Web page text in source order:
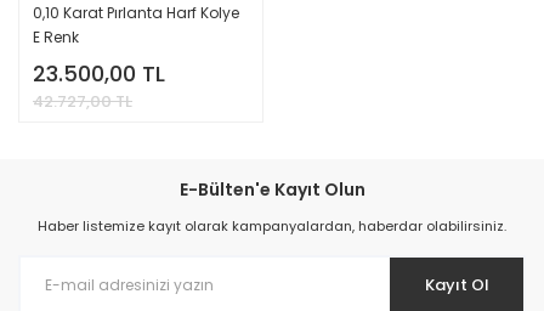
0,10 Karat Pırlanta Harf Kolye
E Renk
23.500,00 TL
42.727,00 TL
E-Bülten'e Kayıt Olun
Haber listemize kayıt olarak kampanyalardan, haberdar olabilirsiniz.
Kayıt Ol